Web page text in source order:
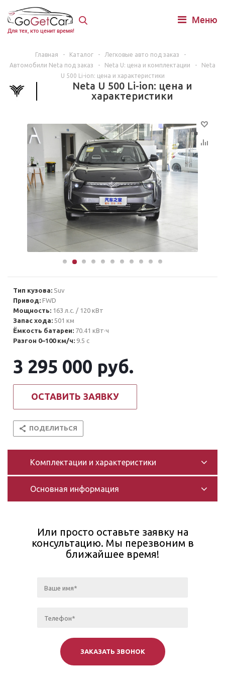
Для тех, кто ценит время!
Меню
Главная - Каталог - Легковые авто под заказ
-
Автомобили Neta под заказ
- Neta U: цена и комплектации -
Neta
U 500 Li-ion: цена и характеристики
Neta U 500 Li-ion: цена и
характеристики
Тип кузова: Suv
Привод: FWD
Мощность: 163 л.с. / 120 кВт
Запас хода: 501 км
Ёмкость батареи: 70.41 кВт·ч
Разгон 0–100 км/ч: 9.5 с
3 295 000 руб.
ОСТАВИТЬ ЗАЯВКУ
ПОДЕЛИТЬСЯ
Комплектации и характеристики
Основная информация
Или просто оставьте заявку на
консультацию. Мы перезвоним в
ближайшее время!